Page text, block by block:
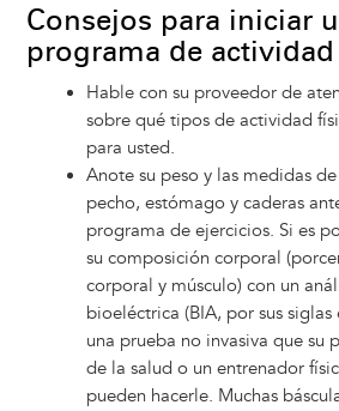
Consejos para iniciar
programa de
Hable con su proveedor de
sobre qué tipos de actividad
para usted.
Anote su peso y las medidas
pecho, estómago y caderas
programa de ejercicios. Si es
su composición corporal
corporal y músculo) con un
bioeléctrica (BIA, por sus siglas
una prueba no invasiva que su
de la salud o un entrenador
pueden hacerle. Muchas